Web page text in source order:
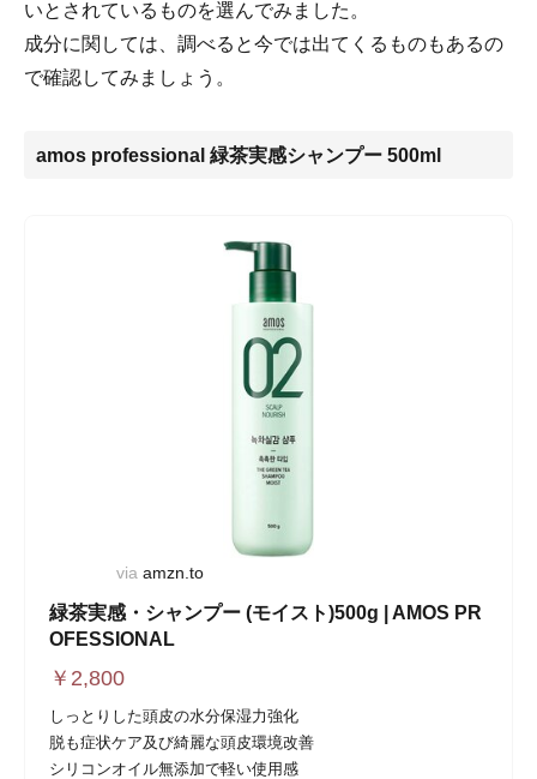
いとされているものを選んでみました。
成分に関しては、調べると今では出てくるものもあるの
で確認してみましょう。
amos professional 緑茶実感シャンプー 500ml
via amzn.to
緑茶実感・シャンプー (モイスト)500g | AMOS PR
OFESSIONAL
￥ 2,800
しっとりした頭皮の水分保湿力強化
脱も症状ケア及び綺麗な頭皮環境改善
シリコンオイル無添加で軽い使用感